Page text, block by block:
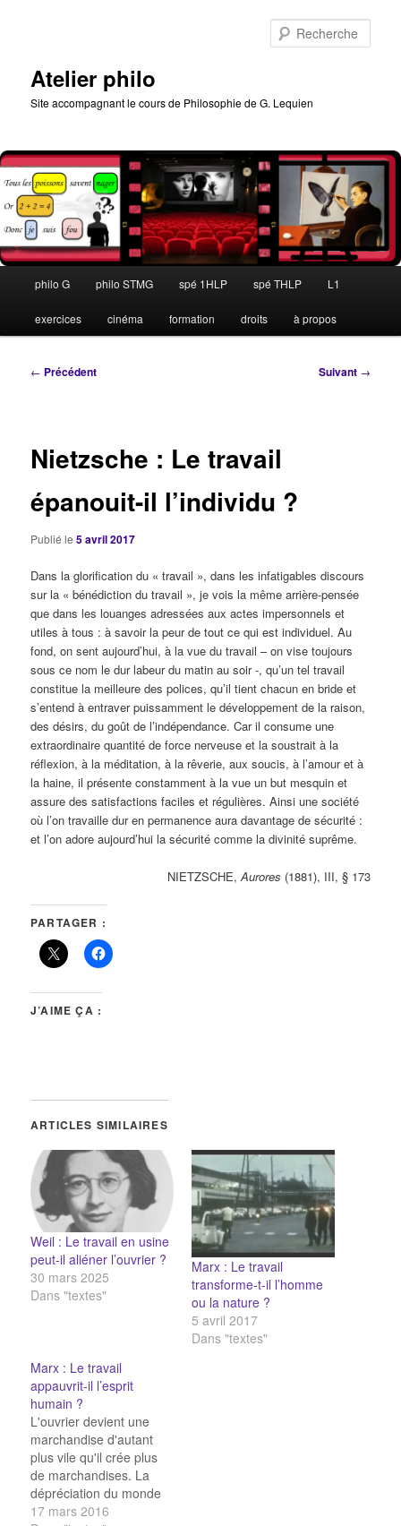
Atelier philo
Site accompagnant le cours de Philosophie de G. Lequien
principal
philo G philo STMG spé 1HLP spé THLP L1
exercices cinéma formation droits à propos
Navigation
← Précédent Suivant →
Nietzsche : Le travail
épanouit-il l’individu ?
Publié le5 avril 2017
Dans la glorification du « travail », dans les infatigables discours
sur la « bénédiction du travail », je vois la même arrière-pensée
que dans les louanges adressées aux actes impersonnels et
utiles à tous : à savoir la peur de tout ce qui est individuel. Au
fond, on sent aujourd’hui, à la vue du travail – on vise toujours
sous ce nom le dur labeur du matin au soir -, qu’un tel travail
constitue la meilleure des polices, qu’il tient chacun en bride et
s’entend à entraver puissamment le développement de la raison,
des désirs, du goût de l’indépendance. Car il consume une
extraordinaire quantité de force nerveuse et la soustrait à la
réflexion, à la méditation, à la rêverie, aux soucis, à l’amour et à
la haine, il présente constamment à la vue un but mesquin et
assure des satisfactions faciles et régulières. Ainsi une société
où l’on travaille dur en permanence aura davantage de sécurité :
et l’on adore aujourd’hui la sécurité comme la divinité suprême.
NIETZSCHE,Aurores (1881), III, § 173
PARTAGER :
J’AIME ÇA :
ARTICLES SIMILAIRES
Weil : Le travail en usine
peut-il aliéner l’ouvrier ?
30 mars 2025
Dans "textes"
Marx : Le travail
transforme-t-il l’homme
ou la nature ?
5 avril 2017
Dans "textes"
Marx : Le travail
appauvrit-il l’esprit
humain ?
L'ouvrier devient une
marchandise d'autant
plus vile qu'il crée plus
de marchandises. La
dépréciation du monde
des hommes augmente
17 mars 2016